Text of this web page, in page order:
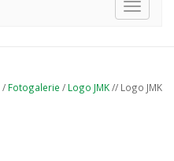
Hlavní
nabídka
/ Fotogalerie / Logo JMK// Logo JMK